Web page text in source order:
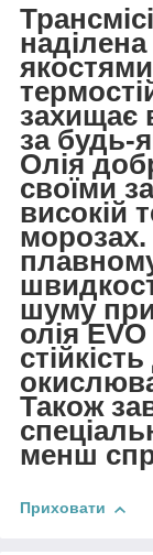
захищає
за будь-
Олія
своїми
високій
шуму
олія
Також
менш
Приховати